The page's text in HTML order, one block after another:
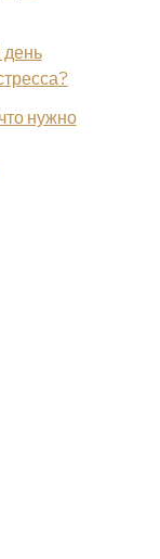
день
нужно